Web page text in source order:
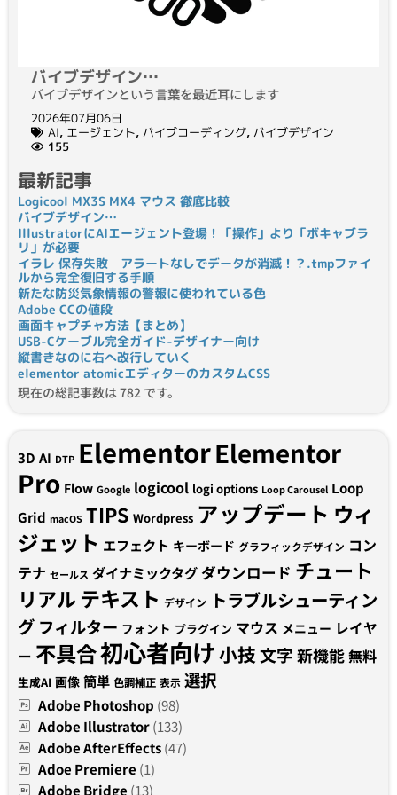
バイブデザイン…
バイブデザインという言葉を最近耳にします
2026年07月06日
AI, エージェント, バイブコーディング, バイブデザイン
155
最新記事
Logicool MX3S MX4 マウス 徹底比較
バイブデザイン…
IllustratorにAIエージェント登場！「操作」より「ボキャブラ
リ」が必要
イラレ 保存失敗 アラートなしでデータが消滅！？.tmpファイ
ルから完全復旧する手順
新たな防災気象情報の警報に使われている色
Adobe CCの値段
画面キャプチャ方法【まとめ】
USB-Cケーブル完全ガイド-デザイナー向け
縦書きなのに右へ改行していく
elementor atomicエディターのカスタムCSS
現在の総記事数は 782 です。
3D AI DTP ElementorElementor
Pro Flow Google logicool logi options Loop Carousel Loop
Grid macOS TIPS Wordpress アップデート ウィ
ジェット エフェクト キーボード グラフィックデザイン コン
テナ セールス ダイナミックタグダウンロード チュート
リアルテキスト デザイン トラブルシューティン
グ フィルター フォント プラグイン マウス メニュー レイヤ
ー 不具合初心者向け小技文字新機能無料
生成AI 画像 簡単 色調補正 表示 選択
Adobe Photoshop (98)
Adobe Illustrator(133)
Adobe AfterEffects(47)
Adoe Premiere (1)
Adobe Bridge (13)